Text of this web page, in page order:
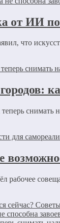
от ИИ
что
рабочее
сейчас?